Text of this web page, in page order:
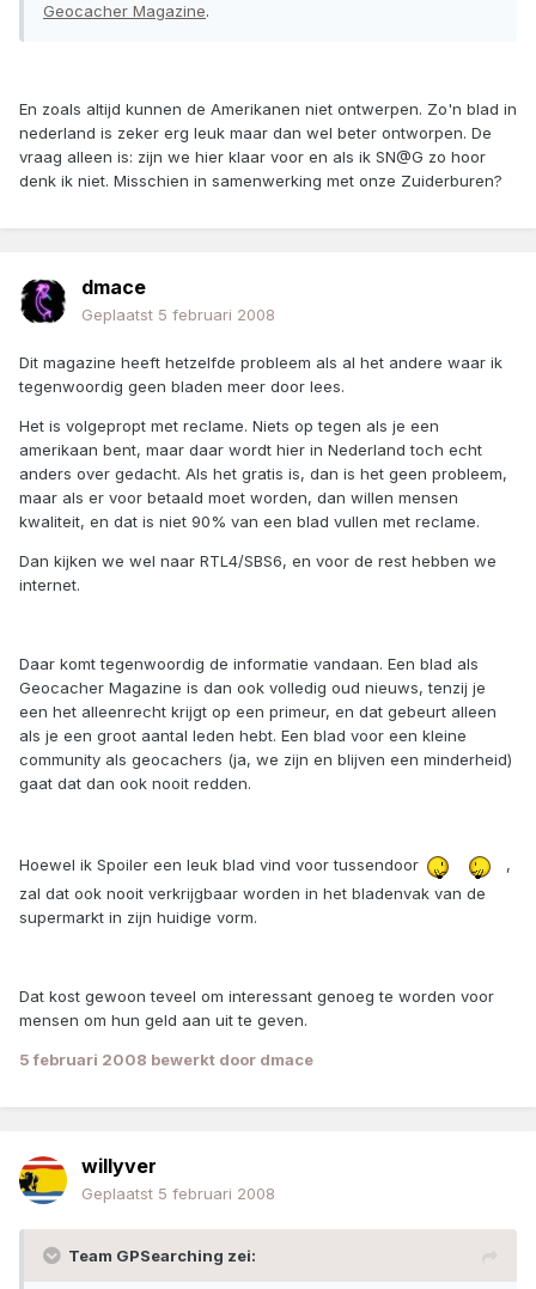
Geocacher Magazine.
En zoals altijd kunnen de Amerikanen niet ontwerpen. Zo'n blad in
nederland is zeker erg leuk maar dan wel beter ontworpen. De
vraag alleen is: zijn we hier klaar voor en als ik SN@G zo hoor
denk ik niet. Misschien in samenwerking met onze Zuiderburen?
dmace
Geplaatst 5 februari 2008
Dit magazine heeft hetzelfde probleem als al het andere waar ik
tegenwoordig geen bladen meer door lees.
Het is volgepropt met reclame. Niets op tegen als je een
amerikaan bent, maar daar wordt hier in Nederland toch echt
anders over gedacht. Als het gratis is, dan is het geen probleem,
maar als er voor betaald moet worden, dan willen mensen
kwaliteit, en dat is niet 90% van een blad vullen met reclame.
Dan kijken we wel naar RTL4/SBS6, en voor de rest hebben we
internet.
Daar komt tegenwoordig de informatie vandaan. Een blad als
Geocacher Magazine is dan ook volledig oud nieuws, tenzij je
een het alleenrecht krijgt op een primeur, en dat gebeurt alleen
als je een groot aantal leden hebt. Een blad voor een kleine
community als geocachers (ja, we zijn en blijven een minderheid)
gaat dat dan ook nooit redden.
Hoewel ik Spoiler een leuk blad vind voor tussendoor
,
zal dat ook nooit verkrijgbaar worden in het bladenvak van de
supermarkt in zijn huidige vorm.
Dat kost gewoon teveel om interessant genoeg te worden voor
mensen om hun geld aan uit te geven.
5 februari 2008 bewerkt door dmace
willyver
Geplaatst 5 februari 2008
Team GPSearching zei: